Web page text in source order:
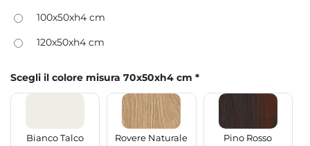
100x50xh4 cm
120x50xh4 cm
Scegli il colore misura 70x50xh4 cm *
Bianco Talco
Rovere Naturale
Pino Rosso